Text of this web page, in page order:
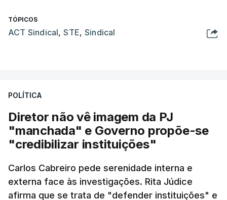
TÓPICOS
ACT Sindical,STE,Sindical
POLÍTICA
Diretor não vê imagem da PJ
"manchada" e Governo propõe-se
"credibilizar instituições"
Carlos Cabreiro pede serenidade interna e
externa face às investigações. Rita Júdice
afirma que se trata de "defender instituições" e